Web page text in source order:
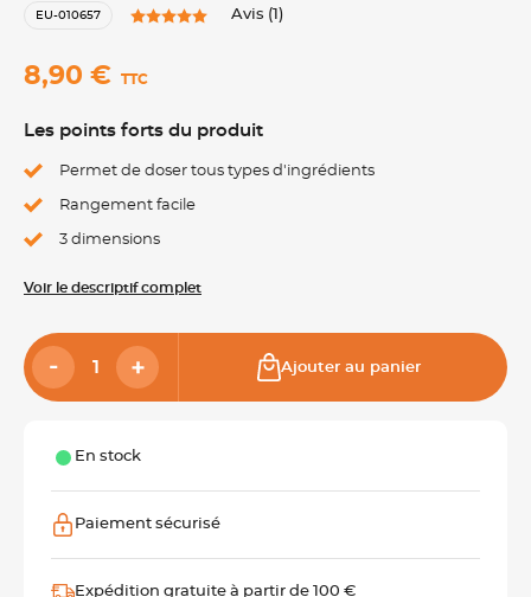
EU-010657 Avis (1)
8,90 € TTC
Les points forts du produit
Permet de doser tous types d'ingrédients
Rangement facile
3 dimensions
Voir le descriptif complet
Ajouter au panier
En stock
Paiement sécurisé
Expédition gratuite à partir de 100 €